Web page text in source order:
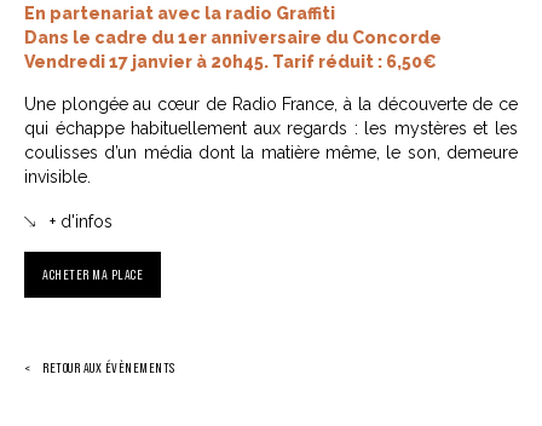
En partenariat avec la radio Graffiti
Dans le cadre du 1er anniversaire du Concorde
Vendredi 17 janvier à 20h45. Tarif réduit : 6,50€
Une plongée au cœur de Radio France, à la découverte de ce
qui échappe habituellement aux regards : les mystères et les
coulisses d’un média dont la matière même, le son, demeure
invisible.
+ d'infos
ACHETER MA PLACE
RETOUR AUX ÉVÈNEMENTS